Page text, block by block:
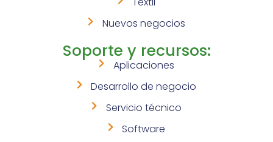
Nuevos negocios
Soporte y recursos:
Aplicaciones
Desarrollo de negocio
Servicio técnico
Software